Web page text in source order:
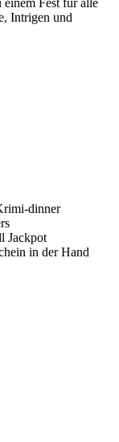
Fest für alle
Intrigen und